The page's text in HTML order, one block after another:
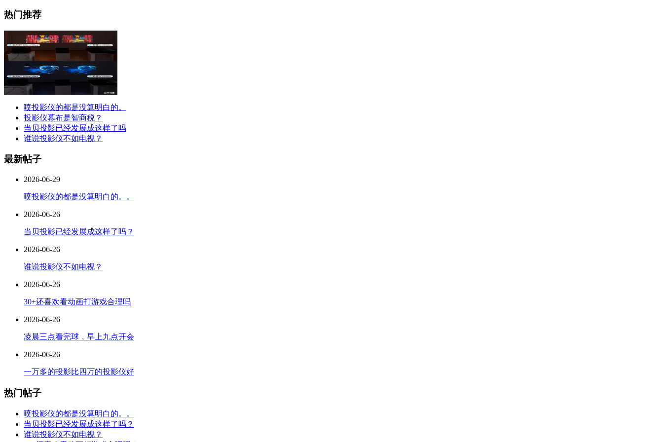
热门推荐
喷投影仪的都是没算明白的。
投影仪幕布是智商税？
当贝投影已经发展成这样了吗
谁说投影仪不如电视？
最新帖子
2026-06-29
喷投影仪的都是没算明白的。。
2026-06-26
当贝投影已经发展成这样了吗？
2026-06-26
谁说投影仪不如电视？
2026-06-26
30+还喜欢看动画打游戏合理吗
2026-06-26
凌晨三点看完球，早上九点开会
2026-06-26
一万多的投影比四万的投影仪好
热门帖子
喷投影仪的都是没算明白的。。
当贝投影已经发展成这样了吗？
谁说投影仪不如电视？